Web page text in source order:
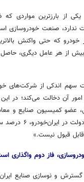
یکی از بارزترین مواردی
ندارد، صنعت خودروسازی
خودرو که حتی واکنش
از هر عامل دیگری، حاصل
سهم اندکی از شرکت‌های
آن دخالت می‌کند؛ در
عضو کمیسیون صنایع و
قبول نیست.»
فاز دوم واگذاری
و نوسازی صنایع